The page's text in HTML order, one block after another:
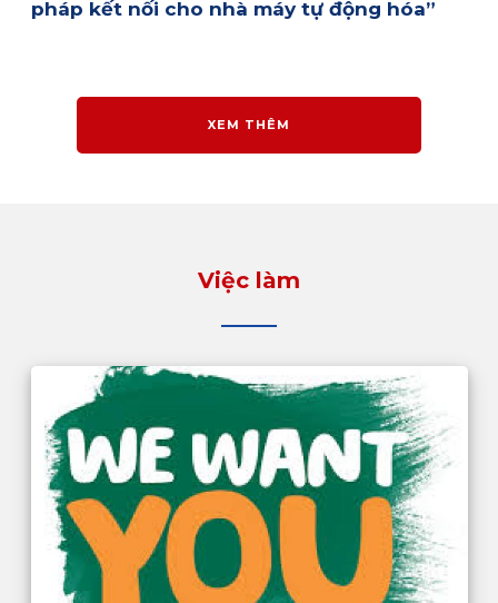
pháp kết nối cho nhà máy tự động hóa”
XEM THÊM
Việc làm